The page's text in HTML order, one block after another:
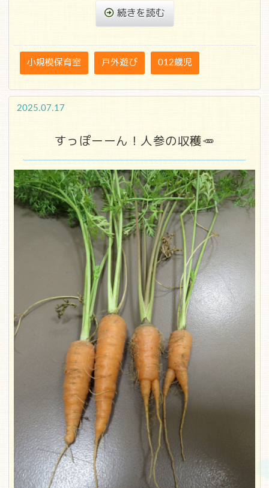
続きを読む
小規模保育室 戸外遊び 012歳児
2025.07.17
すっぽーーん！人参の収穫🥕